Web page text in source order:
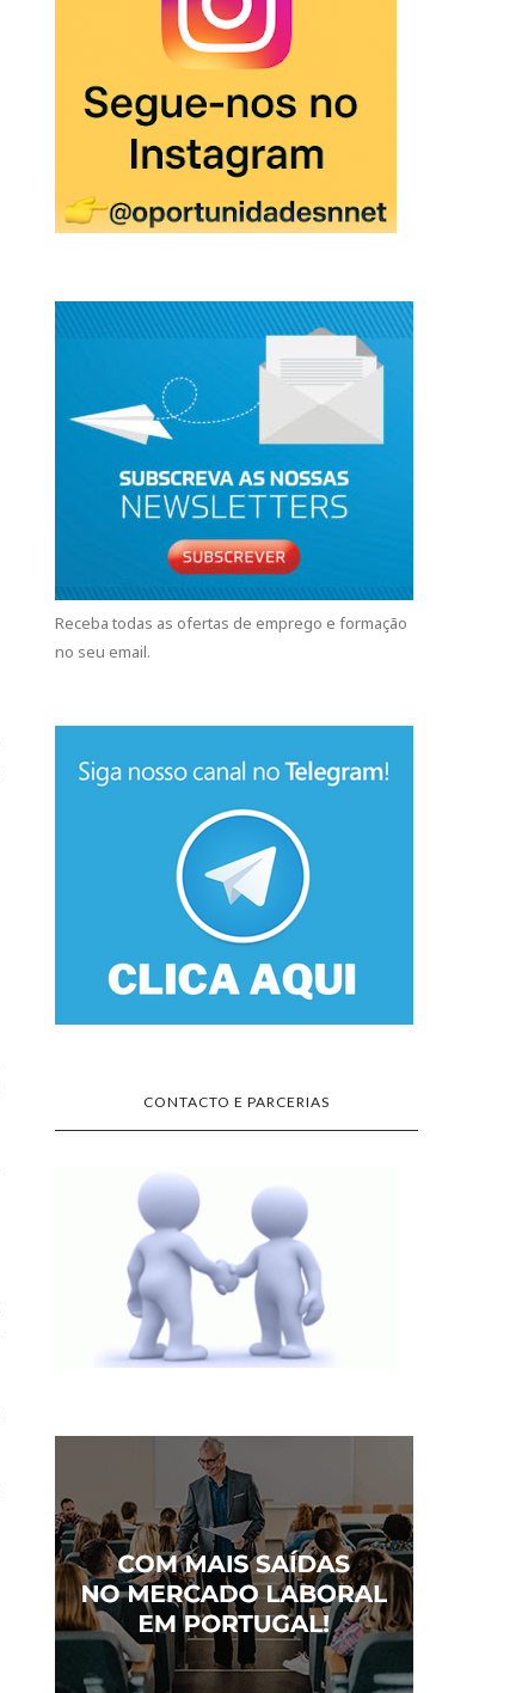
Receba todas as ofertas de emprego e formação
no seu email.
CONTACTO E PARCERIAS